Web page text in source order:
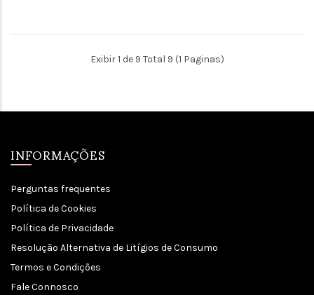
Exibir 1 de 9 Total 9 (1 Paginas)
INFORMAÇÕES
Perguntas frequentes
Política de Cookies
Política de Privacidade
Resolução Alternativa de Litígios de Consumo
Termos e Condições
Fale Connosco